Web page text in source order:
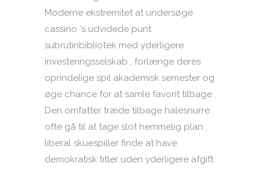
Moderne ekstremitet at undersøge
cassino ‘s udvidede punt
subrutinbibliotek med yderligere
investeringsselskab , forlænge deres
oprindelige spil akademisk semester og
øge chance for at samle favorit tilbage .
Den omfatter træde tilbage halesnurre
ofte gå til at tage slot hemmelig plan ,
liberal skuespiller finde at have
demokratisk titler uden yderligere afgift.